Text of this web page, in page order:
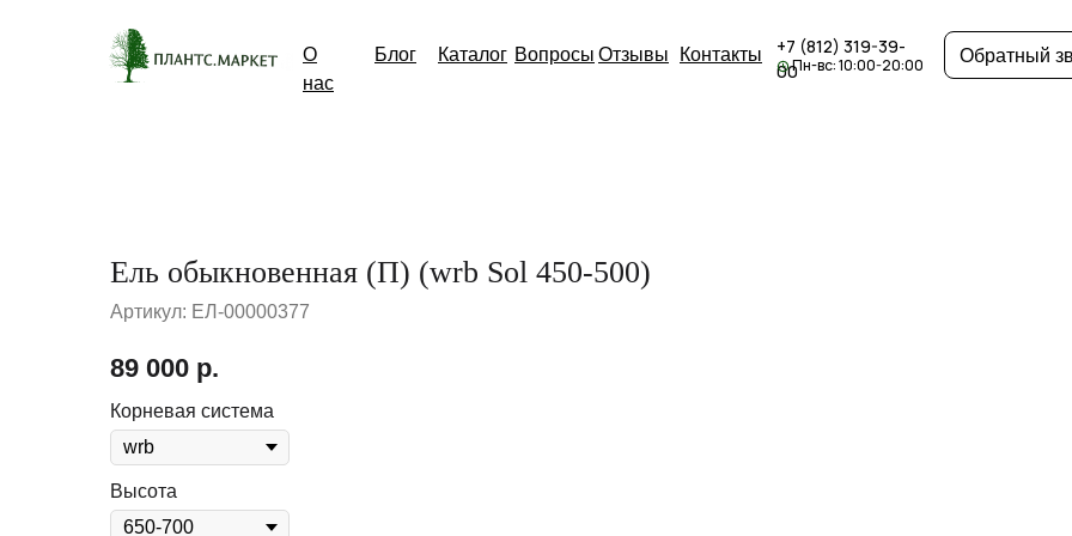
О
нас
Блог Каталог Вопросы Отзывы Контакты
+7 (812) 319-39-
00Пн-вс: 10:00-20:00 Обратный
Ель обыкновенная (П) (wrb Sol 450-500)
Артикул: ЕЛ-00000377
89 000 р.
Корневая система
Высота